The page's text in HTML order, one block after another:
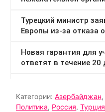
Категории: Азербайджан,
Политика, Россия, Турция